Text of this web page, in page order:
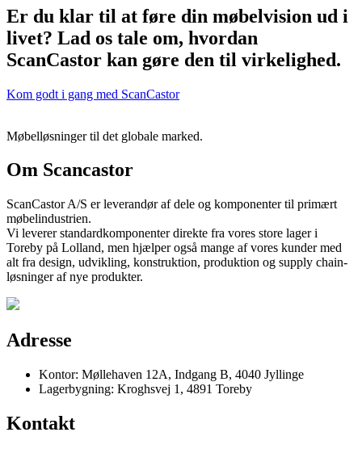
Er du klar til at føre din møbelvision ud i
livet? Lad os tale om, hvordan
ScanCastor kan gøre den til virkelighed.
Kom godt i gang med ScanCastor
Møbelløsninger til det globale marked.
Om Scancastor
ScanCastor A/S er leverandør af dele og komponenter til primært
møbelindustrien.
Vi leverer standardkomponenter direkte fra vores store lager i
Toreby på Lolland, men hjælper også mange af vores kunder med
alt fra design, udvikling, konstruktion, produktion og supply chain-
løsninger af nye produkter.
Adresse
Kontor: Møllehaven 12A, Indgang B, 4040 Jyllinge
Lagerbygning: Kroghsvej 1, 4891 Toreby
Kontakt